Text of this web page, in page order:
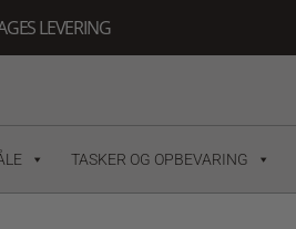
LEVERING
TASKER OG OPBEVARING